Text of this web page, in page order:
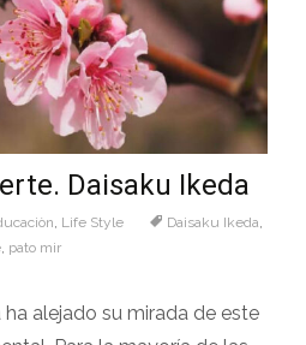
Daisaku Ikeda
, Life Style Daisaku Ikeda,
, pato mir
alejado su mirada de este